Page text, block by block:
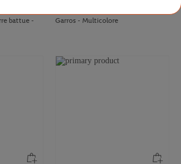
battue -
Garros - Multicolore